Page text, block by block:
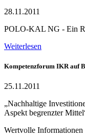
28.11.2011
POLO-KAL NG - Ein
Weiterlesen
Kompetenzforum IKR auf
25.11.2011
„Nachhaltige
Aspekt begrenzter
Wertvolle Informationen